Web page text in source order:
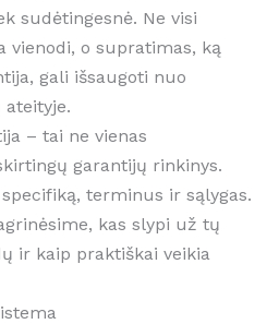
sudėtingesnė. Ne visi
vienodi, o supratimas, ką
gali išsaugoti nuo
– tai ne vienas
garantijų rinkinys.
terminus ir sąlygas.
kas slypi už tų
ir kaip praktiškai veikia